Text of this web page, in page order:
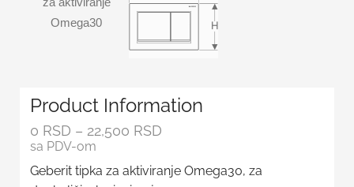
Product Information
0 RSD – 22,500 RSD
sa PDV-om
Geberit tipka za aktiviranje Omega30, za